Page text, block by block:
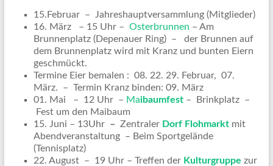
15.Februar – Jahreshauptversammlung (Mitglieder)
16. März – 15 Uhr – Osterbrunnen – Am
Brunnenplatz (Depenauer Ring) – der Brunnen auf
dem Brunnenplatz wird mit Kranz und bunten Eiern
geschmückt.
Termine Eier bemalen : 08. 22. 29. Februar, 07.
März. – Termin Kranz binden: 09. März
01. Mai – 12 Uhr – Maibaumfest– Brinkplatz –
Fest um den Maibaum
15. Juni – 13Uhr– Zentraler Dorf Flohmarktmit
Abendveranstaltung – Beim Sportgelände
(Tennisplatz)
22. August – 19 Uhr – Treffen der Kulturgruppe zur